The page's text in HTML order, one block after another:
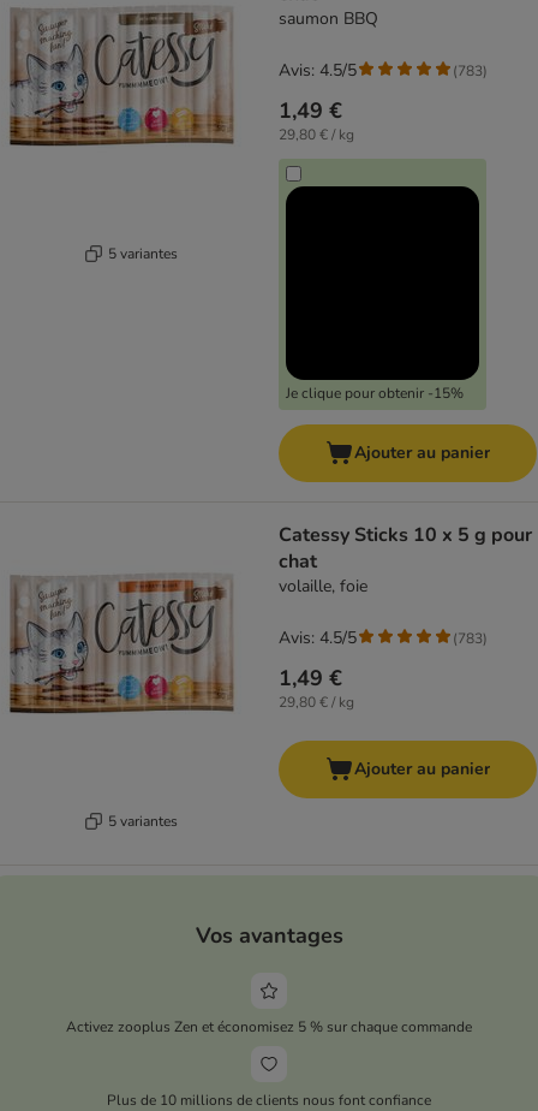
5 variantes
saumon BBQ
1,49 €
29,80 € / kg
Je clique pour obtenir -15%
Avis: 4.5/5 (783)
Ajouter au panier
5 variantes
Catessy Sticks 10 x 5 g pour
chat
volaille, foie
1,49 €
29,80 € / kg
Avis: 4.5/5 (783)
Ajouter au panier
Vos avantages
Activez zooplus Zen et économisez 5 % sur chaque commande
Plus de 10 millions de clients nous font confiance